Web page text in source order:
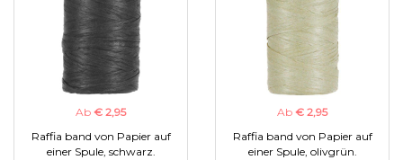
Ab € 2,95
Raffia band von Papier auf
einer Spule, schwarz.
Ab € 2,95
Raffia band von Papier auf
einer Spule, olivgrün.